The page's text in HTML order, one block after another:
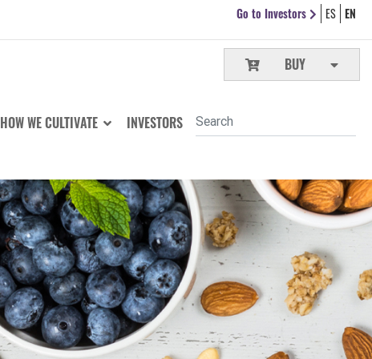
Go to Investors ES EN
BUY
HOW WE CULTIVATE INVESTORS